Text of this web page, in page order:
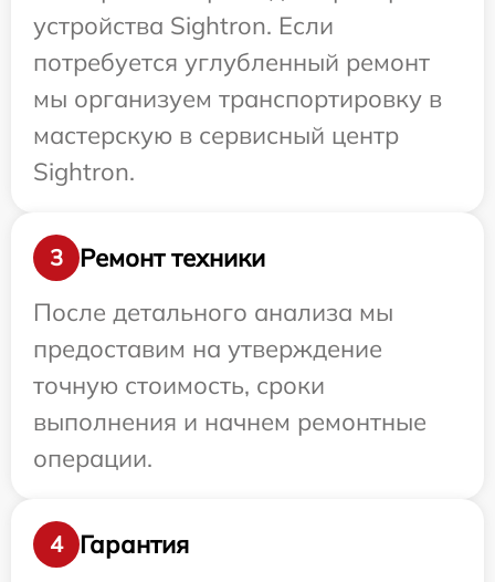
устройства Sightron. Если
потребуется углубленный ремонт
мы организуем транспортировку в
мастерскую в сервисный центр
Sightron.
3
Ремонт техники
После детального анализа мы
предоставим на утверждение
точную стоимость, сроки
выполнения и начнем ремонтные
операции.
4
Гарантия